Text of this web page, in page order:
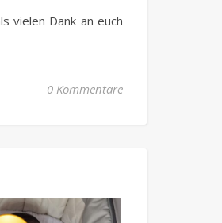
vielen Dank an euch
0 Kommentare